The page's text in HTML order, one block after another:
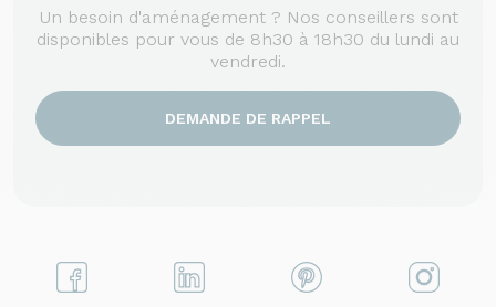
Un besoin d'aménagement ? Nos conseillers sont
disponibles pour vous de 8h30 à 18h30 du lundi au
vendredi.
DEMANDE DE RAPPEL